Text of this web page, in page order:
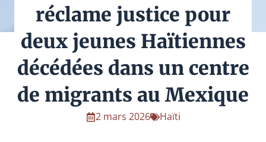
réclame justice pour
deux jeunes Haïtiennes
décédées dans un centre
de migrants au Mexique
2 mars 2026 Haïti